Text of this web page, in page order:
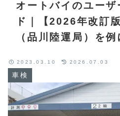
オートバイのユー
ド｜【2026年改訂
（品川陸運局）を
車検
2023.03.10 2026.07.03